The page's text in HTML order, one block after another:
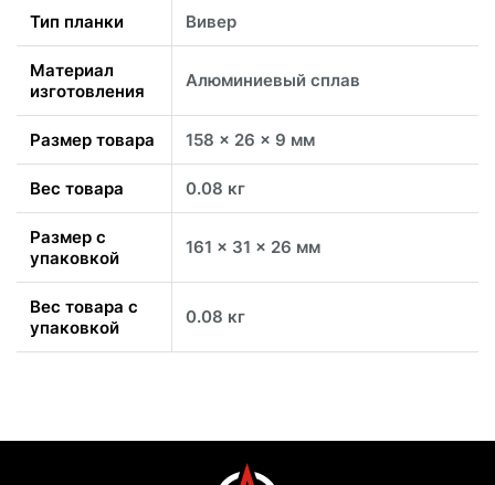
Тип планки Вивер
Материал
изготовления
Алюминиевый сплав
Размер товара 158 x 26 x 9 мм
Вес товара 0.08 кг
Размер с
упаковкой
161 x 31 x 26 мм
Вес товара с
упаковкой
0.08 кг